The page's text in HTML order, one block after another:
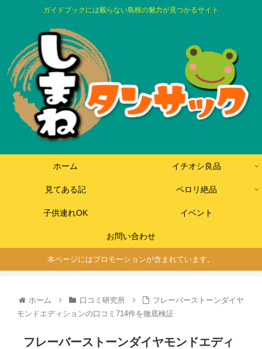
ガイドブックには載らない島根の魅力が見つかるサイト
ホーム イチオシ良品
見てある記 ペロリ絶品
子供連れOK イベント
お問い合わせ
本ページにはプロモーションが含まれています。
ホーム 口コミ研究所
フレーバーストーンダイヤ
モンドエディションの口コミ714件を徹底検証
フレーバーストーンダイヤモンドエディ